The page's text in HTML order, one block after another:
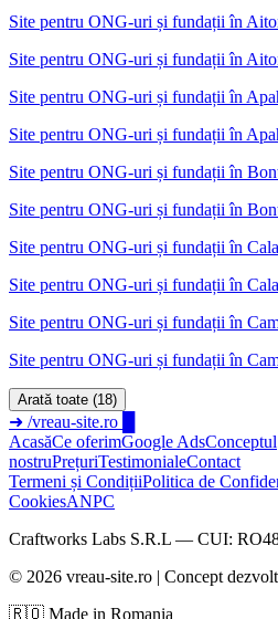
Site pentru ONG-uri și fundații în
Site pentru ONG-uri și fundații în
Site pentru ONG-uri și fundații în
Site pentru ONG-uri și fundații în
Site pentru ONG-uri și fundații în
Site pentru ONG-uri și fundații în
Site pentru ONG-uri și fundații în
Site pentru ONG-uri și fundații în
Site pentru ONG-uri și fundații în
Site pentru ONG-uri și fundații în
Arată toate (18)
➜ /vreau-site.ro
AcasăCe oferimGoogle AdsConceptul
nostruPrețuriTestimonialeContact
Termeni și CondițiiPolitica de
CookiesANPC
Craftworks Labs S.R.L — CUI:
© 2026 vreau-site.ro | Concept
🇷🇴 Made in Romania